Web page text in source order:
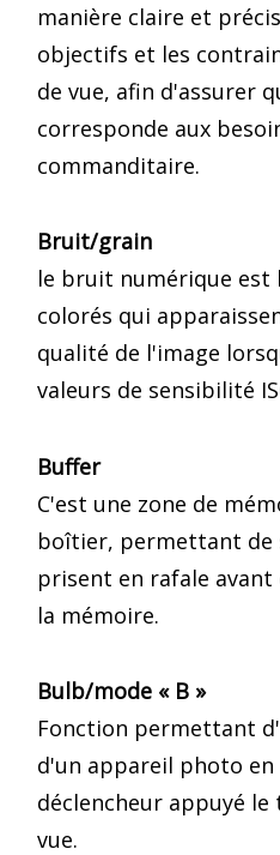
manière claire et
objectifs et les
de vue, afin d'assurer
corresponde aux
commanditaire.
Bruit/grain
le bruit numérique est
colorés qui
qualité de l'image
valeurs de sensibilité
Buffer
C'est une zone de
boîtier, permettant de
prisent en rafale
la mémoire.
Bulb/mode « B »
Fonction permettant
d'un appareil photo
déclencheur appuyé
vue.